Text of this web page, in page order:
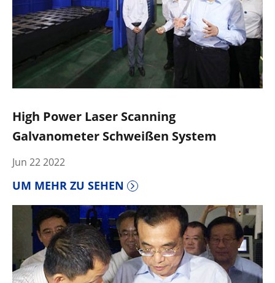
High Power Laser Scanning
Galvanometer Schweißen System
Jun 22 2022
UM MEHR ZU SEHEN